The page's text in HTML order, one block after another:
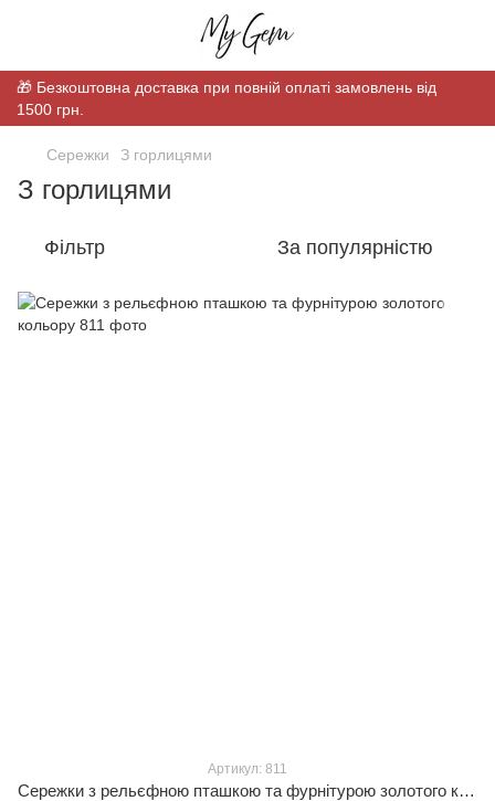
🎁 Безкоштовна доставка при повній оплаті замовлень від
1500 грн.
Сережки З горлицями
З горлицями
Фільтр За популярністю
Артикул: 811
Сережки з рельєфною пташкою та фурнітурою золотого кольору